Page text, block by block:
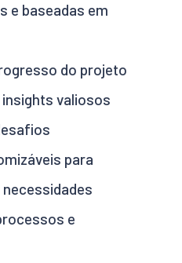
e baseadas em
do projeto
insights valiosos
para
e